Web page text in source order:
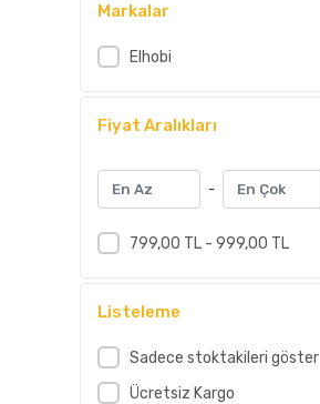
Markalar
Elhobi
Fiyat Aralıkları
-
799,00 TL - 999,00 TL
Listeleme
Sadece stoktakileri göster
Ücretsiz Kargo